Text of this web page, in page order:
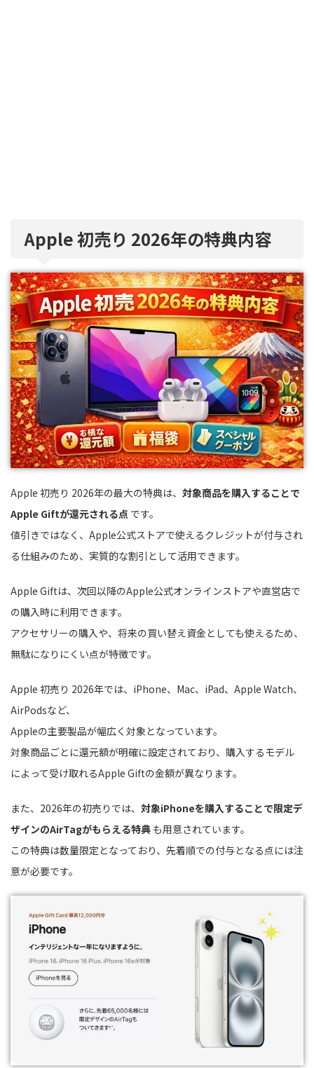
Apple 初売り 2026年の特典内容
Apple 初売り 2026年の最大の特典は、 対象商品を購入することで
Apple Giftが還元される点 です。
値引きではなく、Apple公式ストアで使えるクレジットが付与され
る仕組みのため、実質的な割引として活用できます。
Apple Giftは、次回以降のApple公式オンラインストアや直営店で
の購入時に利用できます。
アクセサリーの購入や、将来の買い替え資金としても使えるため、
無駄になりにくい点が特徴です。
Apple 初売り 2026年では、iPhone、Mac、iPad、Apple Watch、
AirPodsなど、
Appleの主要製品が幅広く対象となっています。
対象商品ごとに還元額が明確に設定されており、購入するモデル
によって受け取れるApple Giftの金額が異なります。
また、2026年の初売りでは、 対象iPhoneを購入することで限定デ
ザインのAirTagがもらえる特典 も用意されています。
この特典は数量限定となっており、先着順での付与となる点には注
意が必要です。